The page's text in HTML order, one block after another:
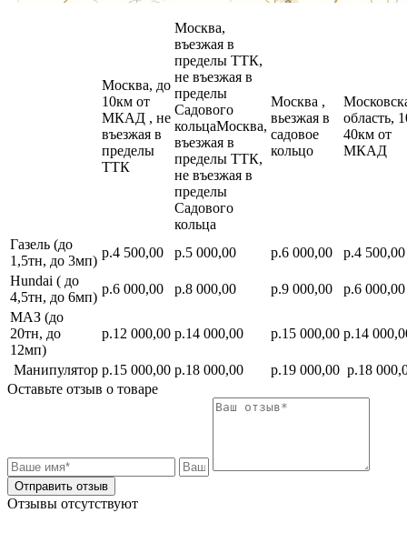
Москва, до
10км от
МКАД , не
въезжая в
пределы
ТТК
Москва,
въезжая в
пределы ТТК,
не въезжая в
пределы
Садового
кольцаМосква,
въезжая в
пределы ТТК,
не въезжая в
пределы
Садового
кольца
Москва ,
вьезжая в
садовое
кольцо
область,
40км от
МКАД
Газель (до
1,5тн, до 3мп)
р.4 500,00 р.5 000,00 р.6 000,00
р.4 500,00
Hundai ( до
4,5тн, до 6мп)
р.6 000,00 р.8 000,00 р.9 000,00
р.6 000,00
МАЗ (до
20тн, до
12мп)
р.12 000,00 р.14 000,00 р.15 000,00 р.14
Манипулятор р.15 000,00 р.18 000,00 р.19 000,00 р.18
Оставьте отзыв о товаре
Отправить отзыв
Отзывы отсутствуют